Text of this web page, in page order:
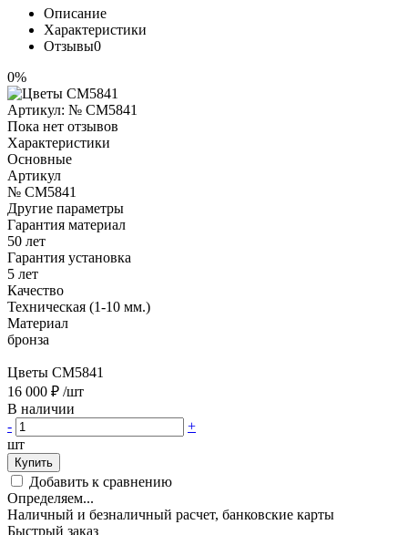
Описание
Характеристики
Отзывы0
0%
Артикул: № CM5841
Пока нет отзывов
Характеристики
Основные
Артикул
№ CM5841
Другие параметры
Гарантия материал
50 лет
Гарантия установка
5 лет
Качество
Техническая (1-10 мм.)
Материал
бронза
Цветы CM5841
16 000 ₽ /шт
В наличии
-
+
шт
Купить
Добавить к сравнению
Определяем...
Наличный и безналичный расчет, банковские карты
Быстрый заказ